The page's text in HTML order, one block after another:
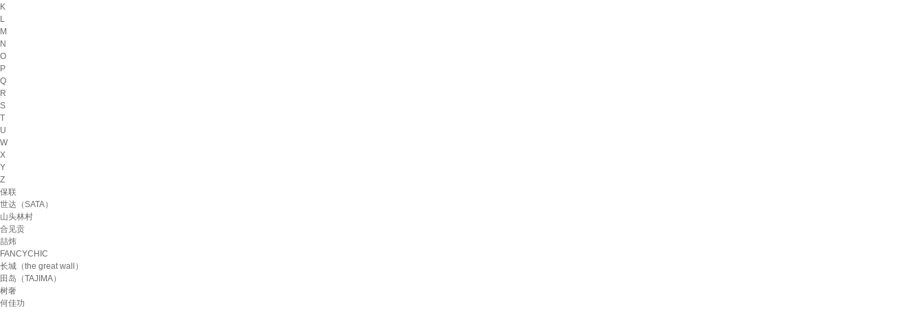
K
L
M
N
O
P
Q
R
S
T
U
W
X
Y
Z
保联
世达（SATA）
山头林村
合见贡
喆炜
FANCYCHIC
长城（the great wall）
田岛（TAJIMA）
树奢
何佳功